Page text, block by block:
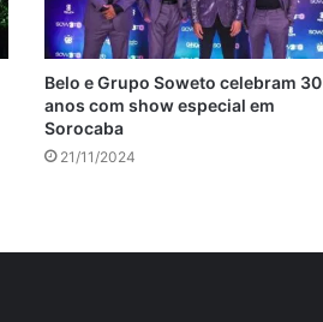
Belo e Grupo Soweto celebram 30
anos com show especial em
Sorocaba
21/11/2024